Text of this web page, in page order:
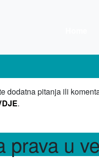
dodatna pitanja ili
.
prava u